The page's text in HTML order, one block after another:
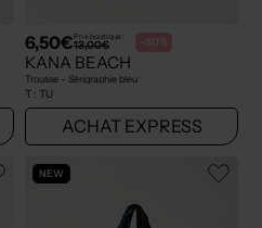
6,50€Prix boutique :
13,00€ -50%
KANA BEACH
Trousse - Sérigraphie bleu
T : TU
ACHAT EXPRESS
NEW